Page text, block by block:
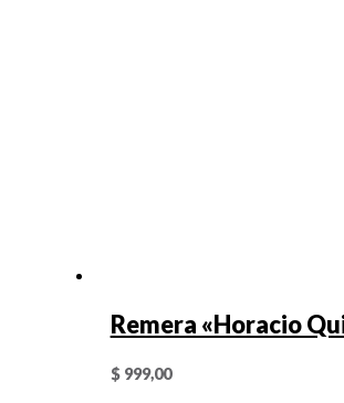
Remera «Horacio
$999,00